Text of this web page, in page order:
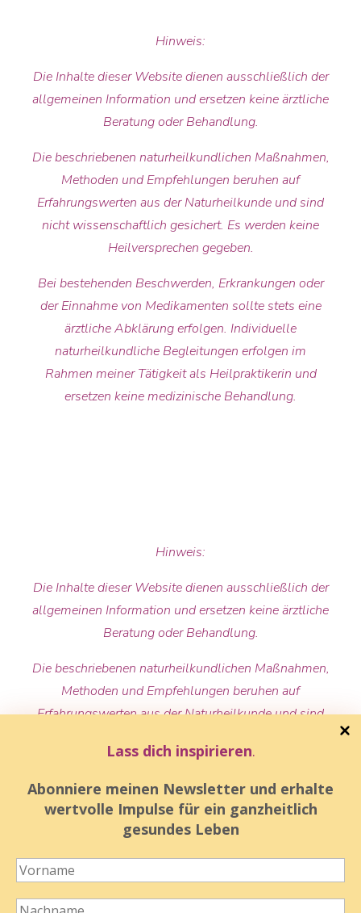
Hinweis:
Die Inhalte dieser Website dienen ausschließlich der
allgemeinen Information und ersetzen keine ärztliche
Beratung oder Behandlung.
Die beschriebenen naturheilkundlichen Maßnahmen,
Methoden und Empfehlungen beruhen auf
Erfahrungswerten aus der Naturheilkunde und sind
nicht wissenschaftlich gesichert. Es werden keine
Heilversprechen gegeben.
Bei bestehenden Beschwerden, Erkrankungen oder
der Einnahme von Medikamenten sollte stets eine
ärztliche Abklärung erfolgen. Individuelle
naturheilkundliche Begleitungen erfolgen im
Rahmen meiner Tätigkeit als Heilpraktikerin und
ersetzen keine medizinische Behandlung.
Hinweis:
Die Inhalte dieser Website dienen ausschließlich der
allgemeinen Information und ersetzen keine ärztliche
Beratung oder Behandlung.
Die beschriebenen naturheilkundlichen Maßnahmen,
Methoden und Empfehlungen beruhen auf
Erfahrungswerten aus der Naturheilkunde und sind
Heilversprechen gegeben.
Bei bestehenden Beschwerden, Erkrankungen oder
der Einnahme von Medikamenten sollte stets eine
ärztliche Abklärung erfolgen. Individuelle
naturheilkundliche Begleitungen erfolgen im
Rahmen meiner Tätigkeit als Heilpraktikerin und
ersetzen keine medizinische Behandlung.
Lass dich inspirieren.
Abonniere meinen Newsletter und erhalte
wertvolle Impulse für ein ganzheitlich
gesundes Leben